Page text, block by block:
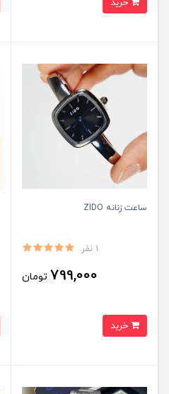
ساعت زنانه ZIDO
1 نفر
799,000 تومان